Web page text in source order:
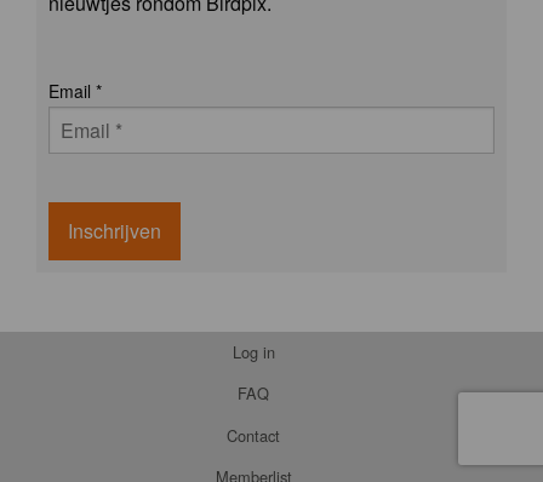
Email *
Inschrijven
Log in
FAQ
Contact
Memberlist